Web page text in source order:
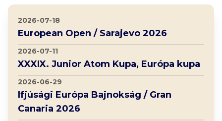
2026-07-18
European Open / Sarajevo 2026
2026-07-11
XXXIX. Junior Atom Kupa, Európa kupa
2026-06-29
Ifjúsági Európa Bajnokság / Gran
Canaria 2026